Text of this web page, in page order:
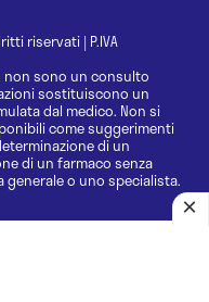
riservati| P.IVA
sono un consulto
sostituiscono un
dal medico. Non si
come suggerimenti
di un
di un farmaco senza
o uno specialista.